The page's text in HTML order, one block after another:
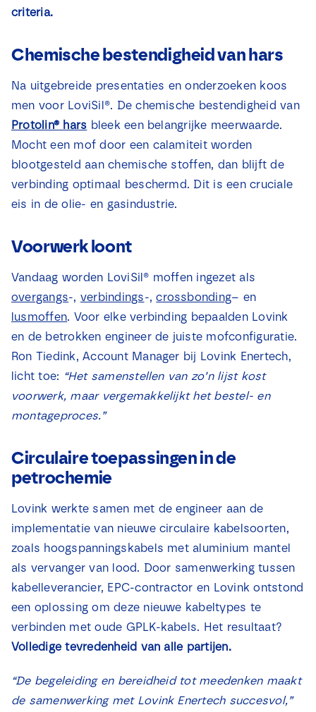
criteria.
Chemische bestendigheid van hars
Na uitgebreide presentaties en onderzoeken koos
men voor LoviSil®. De chemische bestendigheid van
Protolin® hars bleek een belangrijke meerwaarde.
Mocht een mof door een calamiteit worden
blootgesteld aan chemische stoffen, dan blijft de
verbinding optimaal beschermd. Dit is een cruciale
eis in de olie- en gasindustrie.
Voorwerk loont
Vandaag worden LoviSil® moffen ingezet als
overgangs-, verbindings-,crossbonding– en
lusmoffen. Voor elke verbinding bepaalden Lovink
en de betrokken engineer de juiste mofconfiguratie.
Ron Tiedink, Account Manager bij Lovink Enertech,
licht toe: “Het samenstellen van zo’n lijst kost
voorwerk, maar vergemakkelijkt het bestel- en
montageproces.”
Circulaire toepassingen in de
petrochemie
Lovink werkte samen met de engineer aan de
implementatie van nieuwe circulaire kabelsoorten,
zoals hoogspanningskabels met aluminium mantel
als vervanger van lood. Door samenwerking tussen
kabelleverancier, EPC-contractor en Lovink ontstond
een oplossing om deze nieuwe kabeltypes te
verbinden met oude GPLK-kabels. Het resultaat?
Volledige tevredenheid van alle partijen.
“De begeleiding en bereidheid tot meedenken maakt
de samenwerking met Lovink Enertech succesvol,”